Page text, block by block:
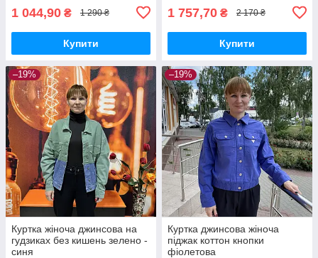
1 044,90 ₴ 1 290 ₴
Купити
1 757,70 ₴ 2 170 ₴
Купити
–19%
Куртка жіноча джинсова на
гудзиках без кишень зелено -
синя
–19%
Куртка джинсова жіноча
піджак коттон кнопки
фіолетова